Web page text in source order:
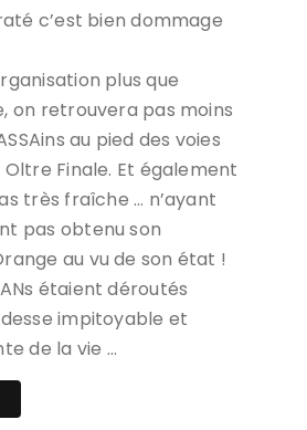
c’est bien dommage
plus que
on retrouvera pas moins
au pied des voies
Oltre Finale. Et également
très fraîche … n’ayant
pas obtenu son
au vu de son état !
étaient déroutés
impitoyable et
de la vie …